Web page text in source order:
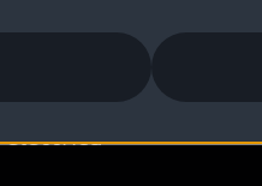
elettrica